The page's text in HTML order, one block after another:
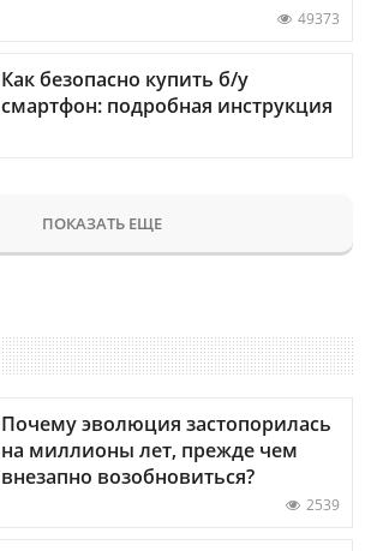
49373
Как безопасно купить б/у
смартфон: подробная инструкция
ПОКАЗАТЬ ЕЩЕ
Почему эволюция застопорилась
на миллионы лет, прежде чем
внезапно возобновиться?
2539